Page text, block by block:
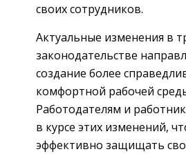
своих сотрудников.
Актуальные изменения в
законодательстве
создание более
комфортной рабочей
Работодателям и
в курсе этих изменений,
эффективно защищать